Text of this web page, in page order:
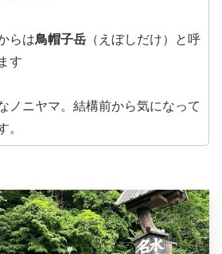
らは鳥帽子岳（えぼしだけ）と呼
す
ノニヤマ。結構前から気になって
。